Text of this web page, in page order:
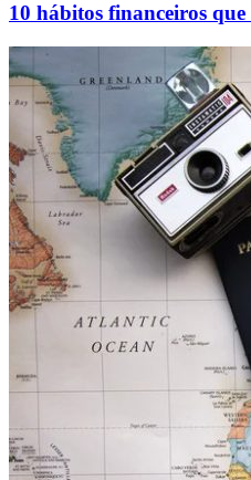
10 hábitos financeiros